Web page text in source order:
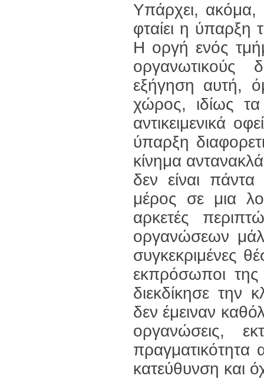
Υπάρχει,
φταίει η ύπαρξη
Η οργή ενός
οργανωτικούς
εξήγηση αυτή,
χώρος, ιδίως τα
αντικειμενικά
ύπαρξη
κίνημα
δεν είναι
μέρος σε μια
αρκετές
οργανώσεων
συγκεκριμένες
εκπρόσωποι
διεκδίκησε
δεν έμειναν
οργανώσεις,
πραγματικότητα
κατεύθυνση και